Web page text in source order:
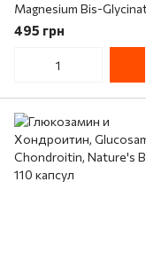
Magnesium Bis-
Source Naturals, 60
495 грн